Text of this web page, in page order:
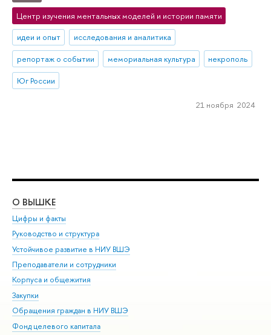
Центр изучения ментальных моделей и истории памяти
идеи и опыт
исследования и аналитика
репортаж о событии
мемориальная культура
некрополь
Юг России
21 ноября 2024
О ВЫШКЕ
Цифры и факты
Руководство и структура
Устойчивое развитие в НИУ ВШЭ
Преподаватели и сотрудники
Корпуса и общежития
Закупки
Обращения граждан в НИУ ВШЭ
Фонд целевого капитала